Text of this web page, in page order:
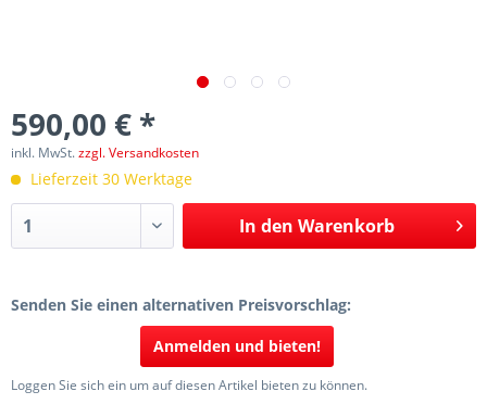
590,00 € *
inkl. MwSt.zzgl. Versandkosten
Lieferzeit 30 Werktage
In den Warenkorb
Senden Sie einen alternativen Preisvorschlag:
Anmelden und bieten!
Loggen Sie sich ein um auf diesen Artikel bieten zu können.